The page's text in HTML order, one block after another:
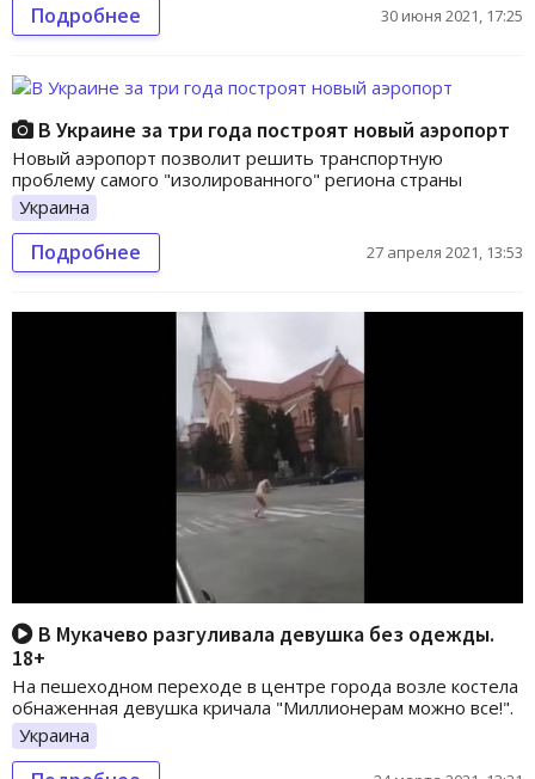
Подробнее 30 июня 2021, 17:25
В Украине за три года построят новый аэропорт
Новый аэропорт позволит решить транспортную
проблему самого "изолированного" региона страны
Украина
Подробнее 27 апреля 2021, 13:53
В Мукачево разгуливала девушка без одежды.
18+
На пешеходном переходе в центре города возле костела
обнаженная девушка кричала "Миллионерам можно все!".
Украина